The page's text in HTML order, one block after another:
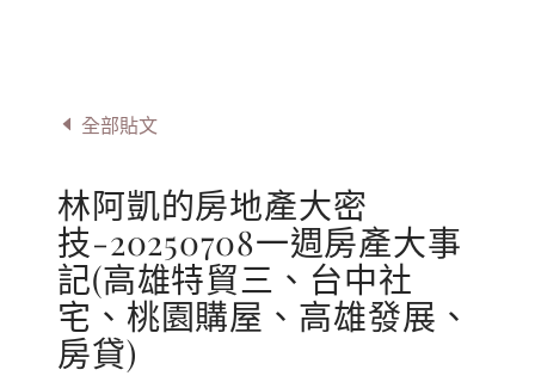
全部貼文
林阿凱的房地產大密
技-20250708一週房產大事
記(高雄特貿三、台中社
宅、桃園購屋、高雄發展、
房貸)